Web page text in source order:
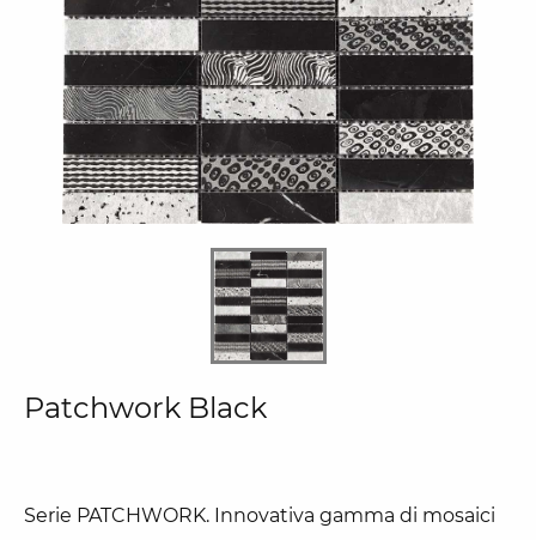
Patchwork Black
Serie PATCHWORK. Innovativa gamma di mosaici